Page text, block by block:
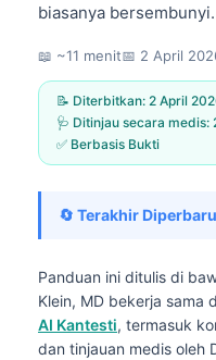
biasanya bersembunyi.
📖 ~11 menit📅 2 April
📝 Diterbitkan: 2 April
🩺 Ditinjau secara medis:
✅ Berbasis Bukti
🔄 Terakhir
Panduan ini ditulis di
Klein, MD bekerja sama
AI Kantesti, termasuk
dan tinjauan medis oleh